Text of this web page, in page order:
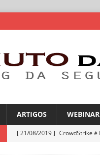
ARTIGOS WEBINAR
[ 21/08/2019 ] CrowdStrike é